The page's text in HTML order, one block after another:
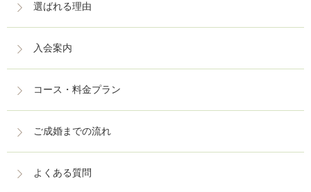
選ばれる理由
入会案内
コース・料金プラン
ご成婚までの流れ
よくある質問